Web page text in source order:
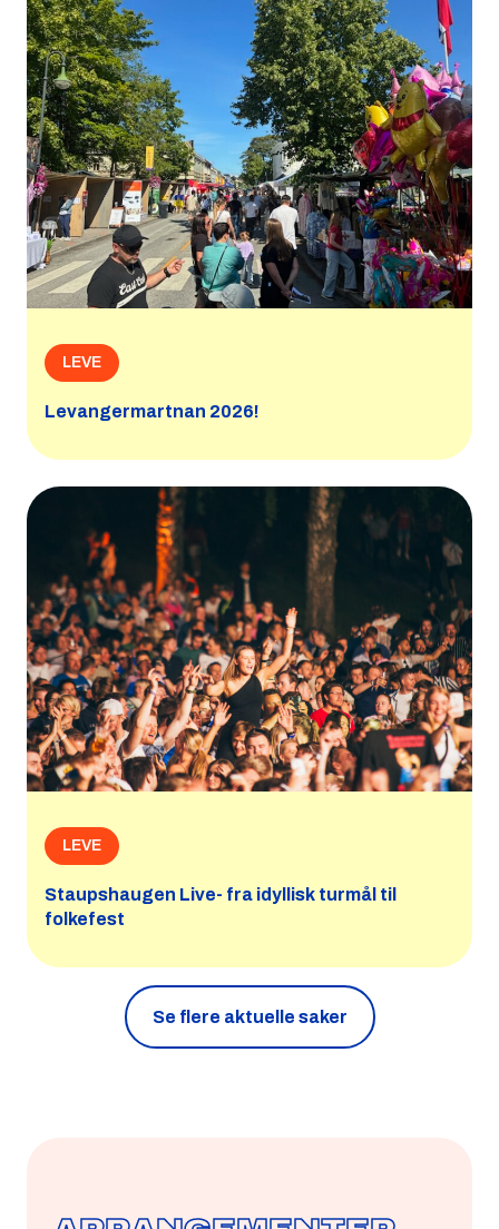
LEVE
Levangermartnan 2026!
LEVE
Staupshaugen Live- fra idyllisk turmål til
folkefest
Se flere aktuelle saker